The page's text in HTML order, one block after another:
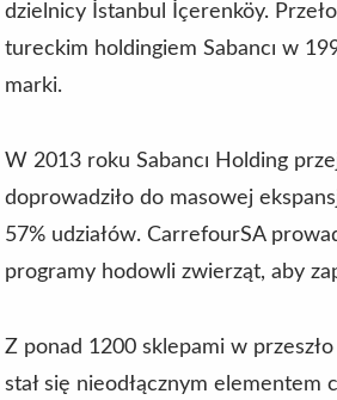
dzielnicy İstanbul İçerenköy.
tureckim holdingiem Sabancı w
marki.
W 2013 roku Sabancı Holding
doprowadziło do masowej
57% udziałów. CarrefourSA
programy hodowli zwierząt, aby
Z ponad 1200 sklepami w
stał się nieodłącznym